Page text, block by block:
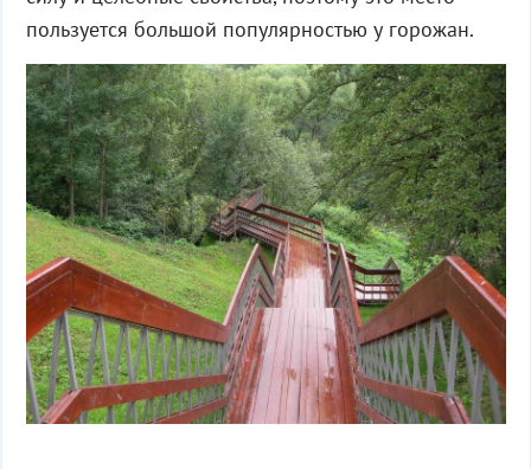
пользуется большой популярностью у горожан.